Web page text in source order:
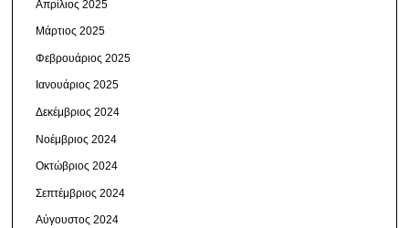
Απρίλιος 2025
Μάρτιος 2025
Φεβρουάριος 2025
Ιανουάριος 2025
Δεκέμβριος 2024
Νοέμβριος 2024
Οκτώβριος 2024
Σεπτέμβριος 2024
Αύγουστος 2024